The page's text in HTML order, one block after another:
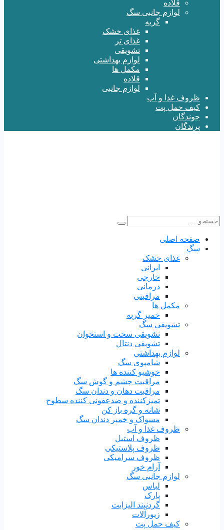
قلاده
لوازم جانبی سگ
گربه
غذای خشک
غذای تر
تشویقی
لوازم بهداشتی
مکمل ها
قلاده
لوازم جانبی
ظروف غذا و آب
کیف حمل پت
جوندگان
پرندگان
صفحه اصلی
سگ
غذای خشک
ایرانی
خارجی
درمانی
مراقبتی
مکمل ها
خمیر گربه
تشویقی سگ
تشویقی سخت و استخوان
تشویقی دنتال
لوازم بهداشتی
شامپوی سگ
خوشبو کننده ها
مراقبت چشم و گوش سگ
مراقبت دهان و دندان سگ
تمیزکننده و ضدعفونی کننده سطوح
شانه و گره باز کن
مسواک و خمیر دندان سگ
ظروف غذا و آب
ظروف استیل
ظروف پلاستیکی
ظروف سرامیکی
آرام خور
لوازم جانبی سگ
لباس
پارک
گردنبند الیزابت
زیورآلات
کیف حمل پت